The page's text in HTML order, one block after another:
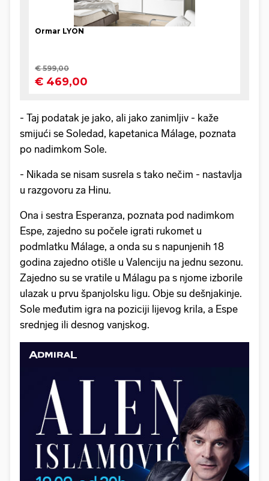
- Taj podatak je jako, ali jako zanimljiv - kaže
smijući se Soledad, kapetanica Málage, poznata
po nadimkom Sole.
- Nikada se nisam susrela s tako nečim - nastavlja
u razgovoru za Hinu.
Ona i sestra Esperanza, poznata pod nadimkom
Espe, zajedno su počele igrati rukomet u
podmlatku Málage, a onda su s napunjenih 18
godina zajedno otišle u Valenciju na jednu sezonu.
Zajedno su se vratile u Málagu pa s njome izborile
ulazak u prvu španjolsku ligu. Obje su dešnjakinje.
Sole međutim igra na poziciji lijevog krila, a Espe
srednjeg ili desnog vanjskog.